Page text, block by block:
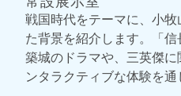
戦国時代をテーマに、小
た背景を紹介します。「
築城のドラマや、三英傑
ンタラクティブな体験を通